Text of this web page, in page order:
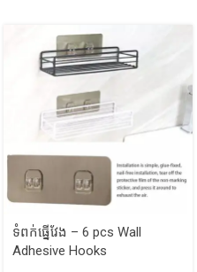
ទំពក់ធ្នើវែង – 6 pcs Wall
Adhesive Hooks